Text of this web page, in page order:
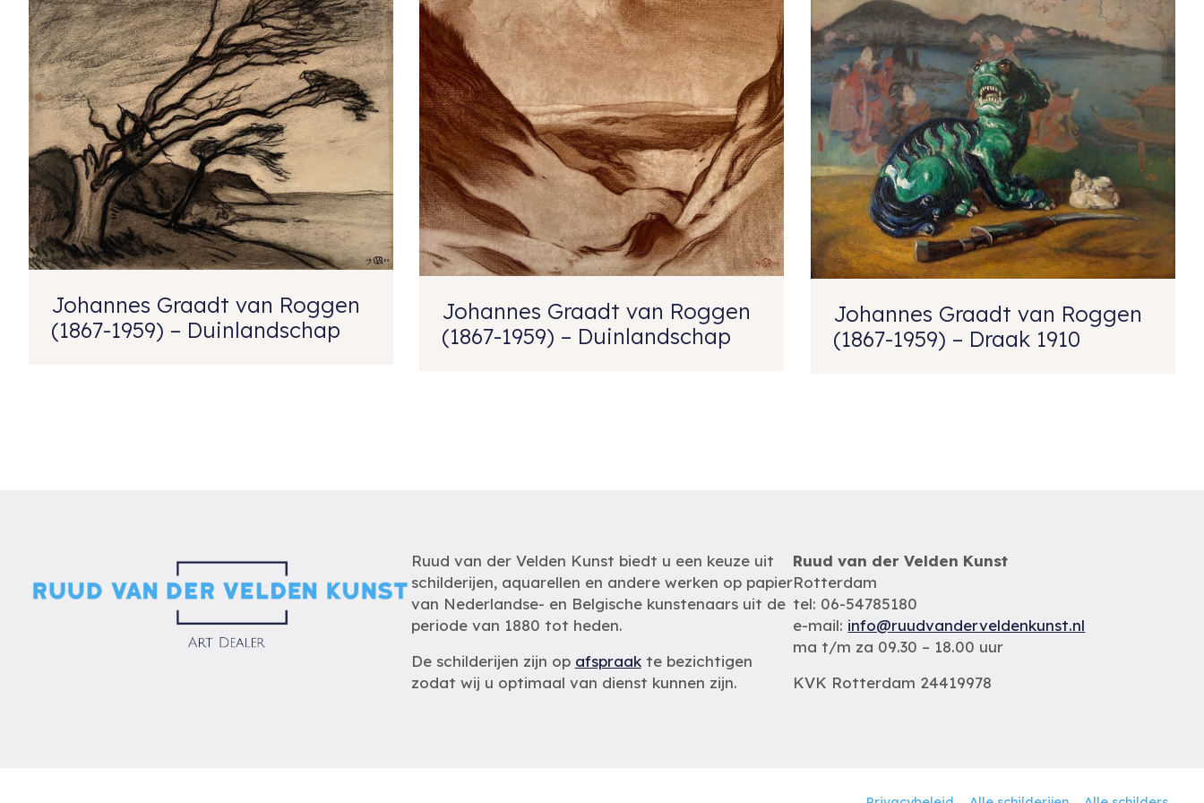
Johannes Graadt van Roggen
(1867-1959) – Duinlandschap
Johannes Graadt van Roggen
(1867-1959) – Duinlandschap
Johannes Graadt van Roggen
(1867-1959) – Draak 1910
Ruud van der Velden Kunst biedt u een keuze uit
schilderijen, aquarellen en andere werken op papier
van Nederlandse- en Belgische kunstenaars uit de
periode van 1880 tot heden.
De schilderijen zijn op afspraakte bezichtigen
zodat wij u optimaal van dienst kunnen zijn.
Ruud van der Velden Kunst
Rotterdam
tel: 06-54785180
e-mail: info@ruudvanderveldenkunst.nl
ma t/m za 09.30 – 18.00 uur
KVK Rotterdam 24419978